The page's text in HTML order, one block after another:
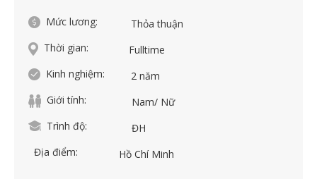
Mức lương:
Thỏa thuận
Thời gian:
Fulltime
Kinh nghiệm:
2 năm
Giới tính:
Nam/ Nữ
Trình độ:
ĐH
Địa điểm:
Hồ Chí Minh